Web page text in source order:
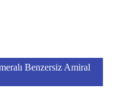
Benzersiz Amiral